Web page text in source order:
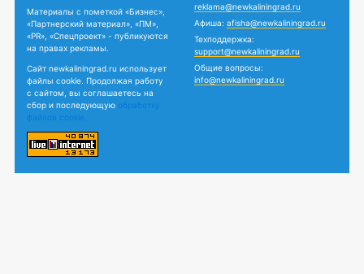
Материалы с пометкой «Бизнес»,
«Партнерский материал», «ПМ»,
«PR», «Спецпроект» - публикуются
на правах рекламы.
Сайт newkaliningrad.ru использует
файлы cookie. Продолжая работу
с сайтом, вы соглашаетесь на
сбор и последующую обработку
файлов cookie.
reklama@newkaliningrad.ru
Афиша: afisha@newkaliningrad.ru
Техподдержка:
support@newkaliningrad.ru
Общие вопросы:
info@newkaliningrad.ru